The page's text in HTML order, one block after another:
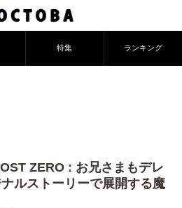
特集 ランキング
ZERO : お兄さまもデレ
ルストーリーで展開する魔